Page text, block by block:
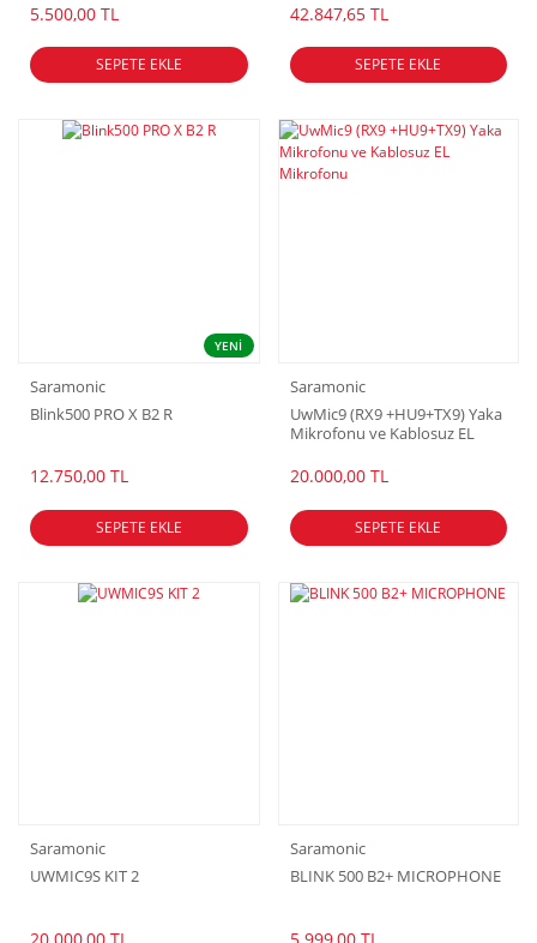
5.500,00 TL
SEPETE EKLE
42.847,65 TL
SEPETE EKLE
YENİ
Saramonic
Blink500 PRO X B2 R
12.750,00 TL
SEPETE EKLE
Saramonic
UwMic9 (RX9 +HU9+TX9) Yaka
Mikrofonu ve Kablosuz EL
20.000,00 TL
SEPETE EKLE
Saramonic
UWMIC9S KIT 2
20.000,00 TL
Saramonic
BLINK 500 B2+ MICROPHONE
5.999,00 TL